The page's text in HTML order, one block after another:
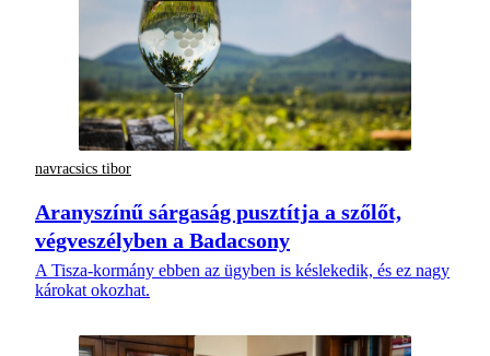
navracsics tibor
Aranyszínű sárgaság pusztítja a szőlőt,
végveszélyben a Badacsony
A Tisza-kormány ebben az ügyben is késlekedik, és ez nagy
károkat okozhat.